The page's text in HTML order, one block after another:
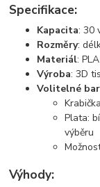
Specifikace:
Kapacita: 30
Rozměry:
Materiál:
Výroba: 3D
Volitelné
Plata:
výběru
Výhody: